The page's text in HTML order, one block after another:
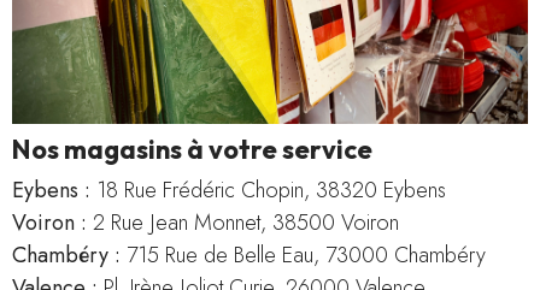
Nos magasins à votre service
Eybens : 18 Rue Frédéric Chopin, 38320 Eybens
Voiron : 2 Rue Jean Monnet, 38500 Voiron
Chambéry : 715 Rue de Belle Eau, 73000 Chambéry